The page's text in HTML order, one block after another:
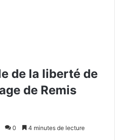
de la liberté de
de Remis
0 4 minutes de lecture